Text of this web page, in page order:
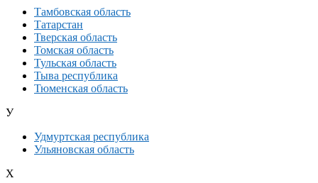
Тамбовская область
Татарстан
Тверская область
Томская область
Тульская область
Тыва республика
Тюменская область
У
Удмуртская республика
Ульяновская область
Х